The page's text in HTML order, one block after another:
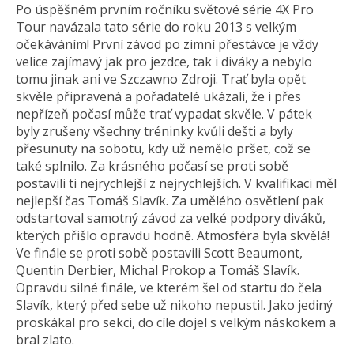
Po úspěšném prvním ročníku světové série 4X Pro
Tour navázala tato série do roku 2013 s velkým
očekáváním! První závod po zimní přestávce je vždy
velice zajímavý jak pro jezdce, tak i diváky a nebylo
tomu jinak ani ve Szczawno Zdroji. Trať byla opět
skvěle připravená a pořadatelé ukázali, že i přes
nepřízeň počasí může trať vypadat skvěle. V pátek
byly zrušeny všechny tréninky kvůli dešti a byly
přesunuty na sobotu, kdy už nemělo pršet, což se
také splnilo. Za krásného počasí se proti sobě
postavili ti nejrychlejší z nejrychlejších. V kvalifikaci měl
nejlepší čas Tomáš Slavík. Za umělého osvětlení pak
odstartoval samotný závod za velké podpory diváků,
kterých přišlo opravdu hodně. Atmosféra byla skvělá!
Ve finále se proti sobě postavili Scott Beaumont,
Quentin Derbier, Michal Prokop a Tomáš Slavík.
Opravdu silné finále, ve kterém šel od startu do čela
Slavík, který před sebe už nikoho nepustil. Jako jediný
proskákal pro sekci, do cíle dojel s velkým náskokem a
bral zlato.